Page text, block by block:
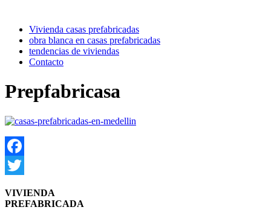
Vivienda casas prefabricadas
obra blanca en casas prefabricadas
tendencias de viviendas
Contacto
Prepfabricasa
Facebook
VIVIENDA
PREFABRICADA